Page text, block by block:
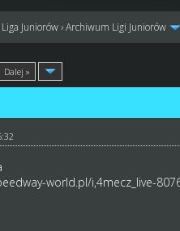
Liga Juniorów ›Archiwum Ligi Juniorów
Dalej »
world.pl/i,4mecz_live-